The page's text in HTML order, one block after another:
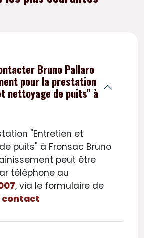
Bruno Pallaro
pour la prestation
nettoyage de puits" à
"Entretien et
puits" à Fronsac Bruno
peut être
téléphone au
, via le formulaire de
contact